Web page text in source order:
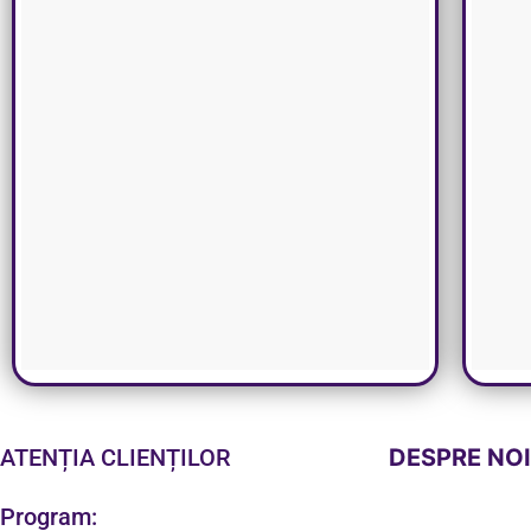
ATENȚIA CLIENȚILOR
Program:
DESPRE NOI